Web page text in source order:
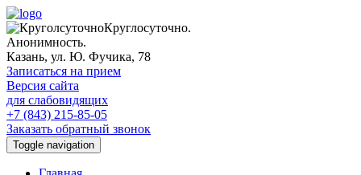
Круглосуточно.
Анонимность.
Казань, ул. Ю. Фучика, 78
Записаться на прием
Версия сайта
для слабовидящих
+7 (843) 215-85-05
Заказать обратный звонок
Toggle navigation